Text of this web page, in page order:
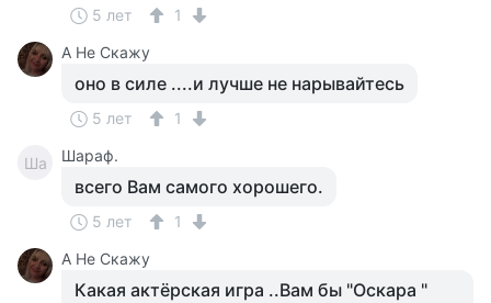
5 лет
1
А Не Скажу
оно в силе ....и лучше не нарывайтесь
5 лет 1
Ша Шараф.
всего Вам самого хорошего.
5 лет
1
А Не Скажу
Какая актёрская игра ..Вам бы "Оскара "